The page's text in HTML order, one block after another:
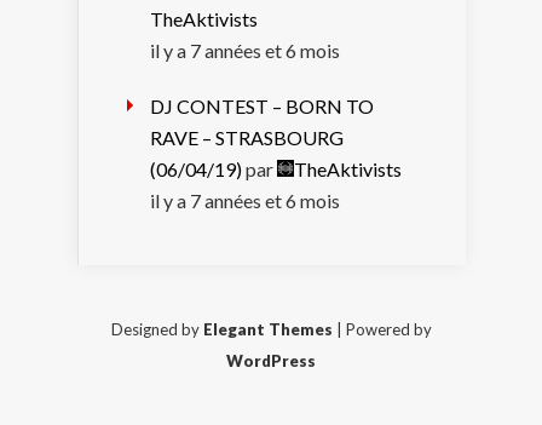
TheAktivists
il y a 7 années et 6 mois
DJ CONTEST – BORN TO
RAVE – STRASBOURG
(06/04/19)par
TheAktivists
il y a 7 années et 6 mois
Designed by Elegant Themes | Powered by
WordPress